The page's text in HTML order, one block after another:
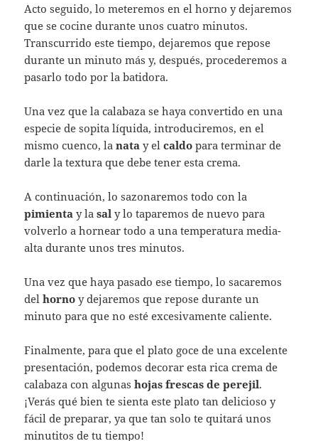
Acto seguido, lo meteremos en el horno y dejaremos
que se cocine durante unos cuatro minutos.
Transcurrido este tiempo, dejaremos que repose
durante un minuto más y, después, procederemos a
pasarlo todo por la batidora.
Una vez que la calabaza se haya convertido en una
especie de sopita líquida, introduciremos, en el
mismo cuenco, lanata y elcaldo para terminar de
darle la textura que debe tener esta crema.
A continuación, lo sazonaremos todo con la
pimienta y lasal y lo taparemos de nuevo para
volverlo a hornear todo a una temperatura media-
alta durante unos tres minutos.
Una vez que haya pasado ese tiempo, lo sacaremos
delhorno y dejaremos que repose durante un
minuto para que no esté excesivamente caliente.
Finalmente, para que el plato goce de una excelente
presentación, podemos decorar esta rica crema de
calabaza con algunashojas frescas de perejil.
¡Verás qué bien te sienta este plato tan delicioso y
fácil de preparar, ya que tan solo te quitará unos
minutitos de tu tiempo!